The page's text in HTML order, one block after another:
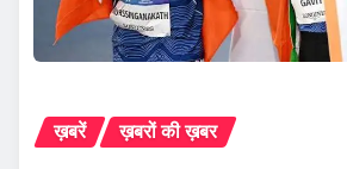
ख़बरें ख़बरों की ख़बर